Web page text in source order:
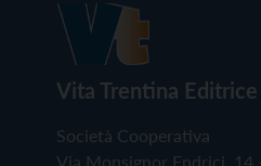
Vita Trentina Editrice
Società Cooperativa
Via Monsignor Endrici, 14